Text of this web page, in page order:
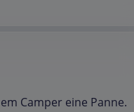
Camper eine Panne.